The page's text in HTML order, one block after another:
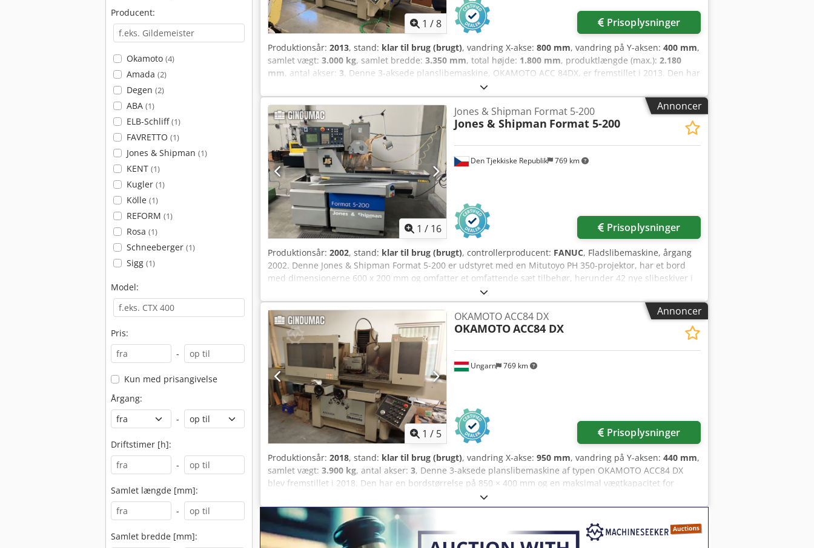
Producent:
Okamoto (4)
Amada (2)
Degen (2)
ABA (1)
ELB-Schliff(1)
FAVRETTO (1)
Jones & Shipman (1)
KENT (1)
Kugler (1)
Kölle (1)
REFORM (1)
Rosa (1)
Schneeberger (1)
Sigg (1)
Model:
Pris:
-
Kun med prisangivelse
Årgang:
-
Driftstimer [h]:
-
Samlet længde [mm]:
-
Samlet bredde [mm]:
1 /8 Prisoplysninger
Produktionsår: 2013, stand: klar til brug (brugt), vandring X-akse: 800 mm, vandring på Y-aksen: 400 mm,
samlet vægt: 3.000 kg, samlet bredde: 3.350 mm, total højde: 1.800 mm, produktlængde (max.): 2.180
mm, antal akser: 3, Denne 3-aksede planslibemaskine, OKAMOTO ACC 84DX, er fremstillet i 2013. Den har
en bordstørrelse på 800 x 400 mm og en slibeskivediameter på ø355 mm. Takket være dens robuste
konstruktion er denne maskine ideel til præcisionsslibearbejde. Hvis du leder efter maskiner, der leverer
slibeydelser af høj kvalitet, bør du overveje den OKAMOTO ACC 84DX, som vi har til salg. Kontakt os for
yderligere oplysninger. Dksdpfx Apsztdz Nepjr • Slibesten = ø355 × 38 × ø127
Annoncer
1 / 16
Den Tjekkiske Republik 769 km
Jones & Shipman Format 5-200
Jones & Shipman Format 5-200
Prisoplysninger
Produktionsår: 2002, stand: klar til brug (brugt), controllerproducent: FANUC, Fladslibemaskine, årgang
2002. Denne Jones & Shipman Format 5-200 er udstyret med en Mitutoyo PH 350-projektor, har et bord
med dimensionerne 600 x 200 mm og omfatter et omfattende sæt tilbehør, herunder 42 nye slibeskiver i
forskellige bredder samt 19 diamantslibeværktøjer. Maskinen er i meget god stand, da den primært er
blevet brugt af den samme operatør. Hvis du leder efter kvalitetsløsninger til fladslibning, bør du overveje
den Jones & Shipman Format 5-200, som vi har til salg. Kontakt os for yderligere detaljer. • Kan fås som et
sæt med Mitutoyo PH 350, inklusive komplet tilbehørssæt • Ydre længde: 600 mm • Ydre bredde: 200 mm •
Inkluderet i leveringen: 42 stk. nye slibeskiver • Bredder og antal af de nye slibeskiver: 3 mm – 6 stk., 4 mm
– 1 stk., 6 mm – 11 stk., 8 mm – 9 stk., 10 mm – 3 stk., 13 mm – 9 stk., 16 mm – 2 stk., 20 mm – 1 stk. •
Brugte slibeskiver monteret på en holder – forskellige grovheder – 10 stk. • Diamantslibeværktøjer: ny-
slibede vinkler og radius – 19 stk., egnet til reparation – 7 stk., 4 stk. på maskinen • 5 x slibeskivedrev • 1 x
balancemaskine • Meget god stand • Kun én tidligere ejer • 90 % af tiden betjent af den samme operatør
Dkodpfx Apszr Nciepor
Annoncer
1 / 5
Ungarn 769 km
OKAMOTO ACC84 DX
OKAMOTOACC84 DX
Prisoplysninger
Produktionsår: 2018, stand: klar til brug (brugt), vandring X-akse: 950 mm, vandring på Y-aksen: 440 mm,
samlet vægt: 3.900 kg, antal akser: 3, Denne 3-aksede planslibemaskine af typen OKAMOTO ACC84 DX
blev fremstillet i 2018. Den har en bordstørrelse på 850 × 400 mm og en maksimal vægtkapacitet for
emner på 700 kg. Slibeskiven har dimensionerne Ø 355 × 38 × Ø 127 mm og en omdrejningstal på 1.800
o/min. Hvis du er på udkig efter høj kvalitet inden for slibning, bør du overveje den OKAMOTO ACC84 DX,
som vi tilbyder til salg. Kontakt os for yderligere oplysninger. • Arbejdsområde: • Bordstørrelse: 850 × 400
mm • Maksimal emnevægt: 700 kg • Afstand fra bordoverflade til spindelcenter: 47,5–547,5 mm •